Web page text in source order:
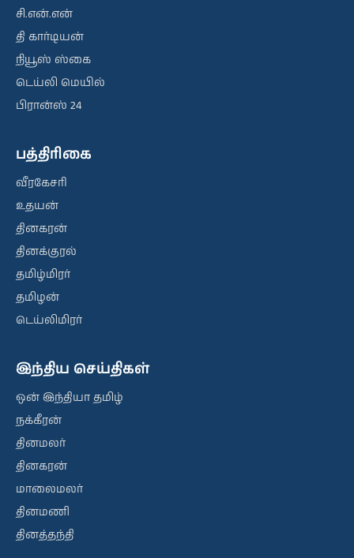
சி.என்.என்
தி கார்டியன்
நியூஸ் ஸ்கை
டெய்லி மெயில்
பிரான்ஸ் 24
பத்திரிகை
வீரகேசரி
உதயன்
தினகரன்
தினக்குரல்
தமிழ்மிரர்
தமிழன்
டெய்லிமிரர்
இந்திய செய்திகள்
ஒன் இந்தியா தமிழ்
நக்கீரன்
தினமலர்
தினகரன்
மாலைமலர்
தினமணி
தினத்தந்தி